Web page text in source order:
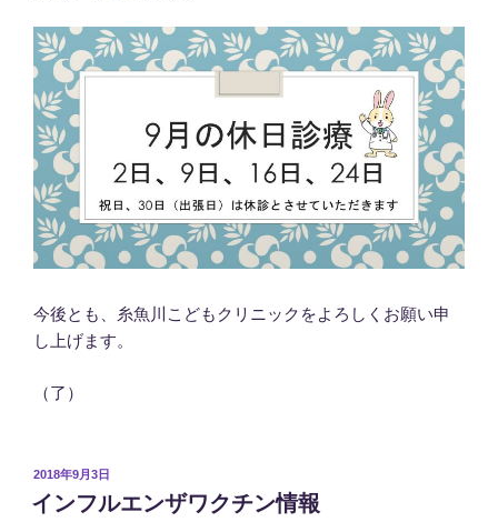
今後とも、糸魚川こどもクリニックをよろしくお願い申
し上げます。
（了）
投
日:
2018年9月3日
インフルエンザワクチン情報